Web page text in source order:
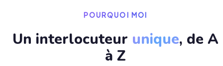
POURQUOI MOI
Un interlocuteur unique, de A
à Z